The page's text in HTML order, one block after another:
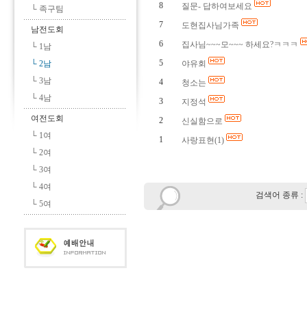
└ 족구팀
남전도회
└ 1남
└ 2남
└ 3남
└ 4남
여전도회
└ 1여
└ 2여
└ 3여
└ 4여
└ 5여
8
질문- 답하여보세요
7
도현집사님가족
6
집사님~~~모~~~ 하세요?ㅋㅋㅋ
5
야유회
4
청소는
3
지정석
2
신실함으로
1
사랑표현(1)
검색어 종류 :